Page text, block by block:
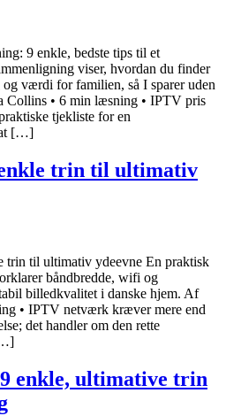
9 enkle, bedste tips til et
viser, hvordan du finder
værdi for familien, så I sparer uden
Collins • 6 min læsning • IPTV pris
tjekliste for en
at […]
trin til ultimativ
til ultimativ ydeevne En praktisk
båndbredde, wifi og
billedkvalitet i danske hjem. Af
• IPTV netværk kræver mere end
det handler om den rette
enkle, ultimative trin